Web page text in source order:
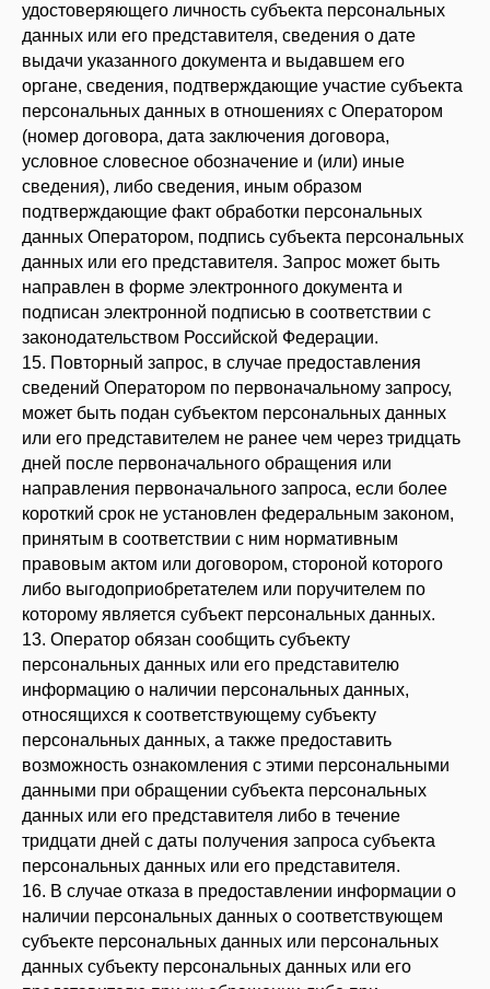
удостоверяющего личность субъекта персональных
данных или его представителя, сведения о дате
выдачи указанного документа и выдавшем его
органе, сведения, подтверждающие участие субъекта
персональных данных в отношениях с Оператором
(номер договора, дата заключения договора,
условное словесное обозначение и (или) иные
сведения), либо сведения, иным образом
подтверждающие факт обработки персональных
данных Оператором, подпись субъекта персональных
данных или его представителя. Запрос может быть
направлен в форме электронного документа и
подписан электронной подписью в соответствии с
законодательством Российской Федерации.
15. Повторный запрос, в случае предоставления
сведений Оператором по первоначальному запросу,
может быть подан субъектом персональных данных
или его представителем не ранее чем через тридцать
дней после первоначального обращения или
направления первоначального запроса, если более
короткий срок не установлен федеральным законом,
принятым в соответствии с ним нормативным
правовым актом или договором, стороной которого
либо выгодоприобретателем или поручителем по
которому является субъект персональных данных.
13. Оператор обязан сообщить субъекту
персональных данных или его представителю
информацию о наличии персональных данных,
относящихся к соответствующему субъекту
персональных данных, а также предоставить
возможность ознакомления с этими персональными
данными при обращении субъекта персональных
данных или его представителя либо в течение
тридцати дней с даты получения запроса субъекта
персональных данных или его представителя.
16. В случае отказа в предоставлении информации о
наличии персональных данных о соответствующем
субъекте персональных данных или персональных
данных субъекту персональных данных или его
Оферта
Политика конфиденциальности
Регламент ПД
Согласие на обработку персональных данных
Согласие на получение информационной рассылки
ИП Ревеко Олеся Леонидовна
ИНН: ‌253909421263
ОГРНИП: 320253600057106